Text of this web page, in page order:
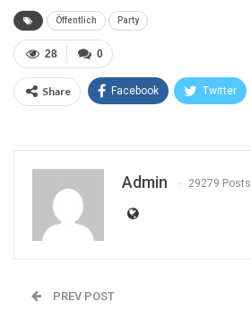
Öffentlich Party
0
28
Share Facebook Twitter
Admin 29279 Posts
PREV POST